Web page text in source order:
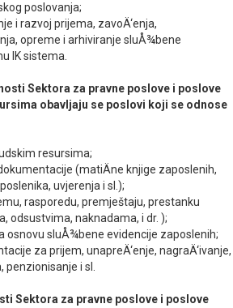
poslovanja;
i razvoj prijema, zavoÄ‘enja,
opreme i arhiviranje sluÅ¾bene
IK sistema.
Sektora za pravne poslove i poslove
obavljaju se poslovi koji se odnose
resursima;
(matiÄne knjige zaposlenih,
uvjerenja i sl.);
rasporedu, premještaju, prestanku
odsustvima, naknadama, i dr. );
sluÅ¾bene evidencije zaposlenih;
za prijem, unapreÄ‘enje, nagraÄ‘ivanje,
penzionisanje i sl.
Sektora za pravne poslove i poslove